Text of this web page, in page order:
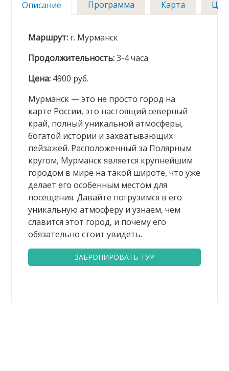
Описание Программа Карта
Маршрут: г. Мурманск
Продолжительность: 3-4 часа
Цена: 4900 руб.
Мурманск — это не просто город на
карте России, это настоящий северный
край, полный уникальной атмосферы,
богатой истории и захватывающих
пейзажей. Расположенный за Полярным
кругом, Мурманск является крупнейшим
городом в мире на такой широте, что уже
делает его особенным местом для
посещения. Давайте погрузимся в его
уникальную атмосферу и узнаем, чем
славится этот город, и почему его
обязательно стоит увидеть.
ЗАБРОНИРОВАТЬ ТУР